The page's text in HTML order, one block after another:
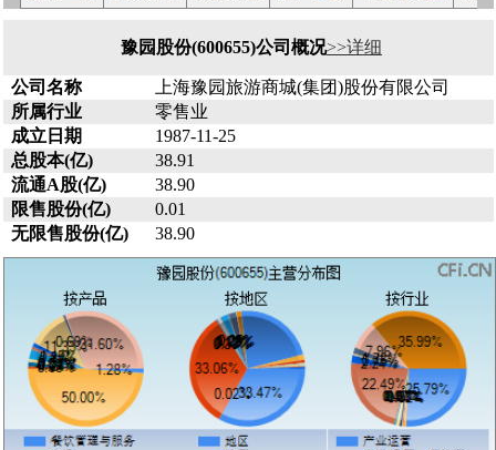
豫园股份(600655)公司概况>>详细
公司名称
上海豫园旅游商城(集团)股份有限公司
所属行业
零售业
成立日期
1987-11-25
总股本(亿)
38.91
流通A股(亿)
38.90
限售股份(亿)
0.01
无限售股份(亿)
38.90